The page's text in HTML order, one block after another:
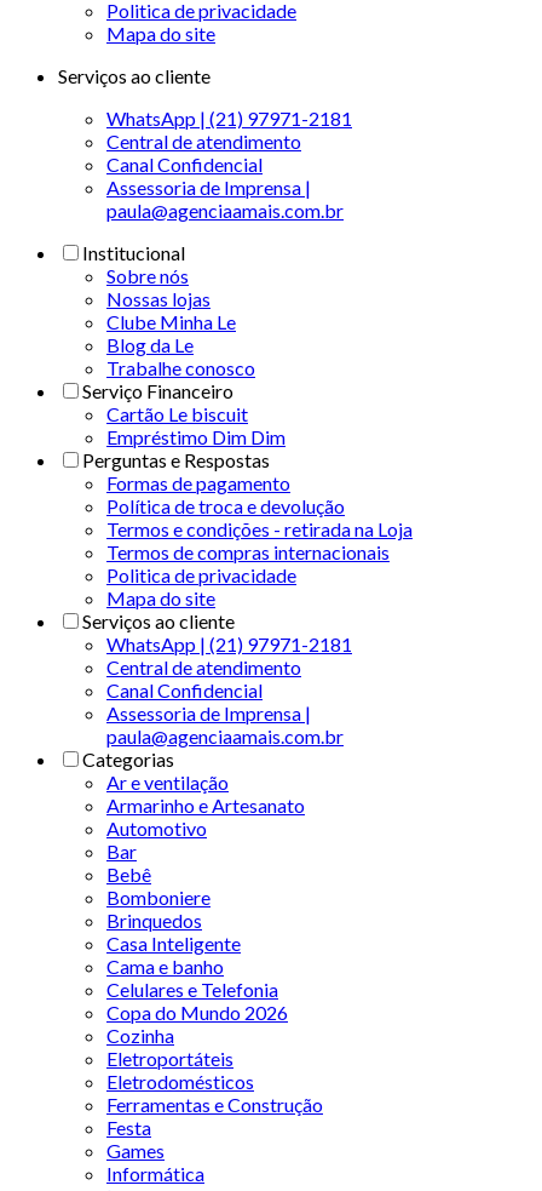
Politica de privacidade
Mapa do site
Serviços ao cliente
WhatsApp | (21) 97971-2181
Central de atendimento
Canal Confidencial
Assessoria de Imprensa |
paula@agenciaamais.com.br
Institucional
Sobre nós
Nossas lojas
Clube Minha Le
Blog da Le
Trabalhe conosco
Serviço Financeiro
Cartão Le biscuit
Empréstimo Dim Dim
Perguntas e Respostas
Formas de pagamento
Política de troca e devolução
Termos e condições - retirada na Loja
Termos de compras internacionais
Politica de privacidade
Mapa do site
Serviços ao cliente
WhatsApp | (21) 97971-2181
Central de atendimento
Canal Confidencial
Assessoria de Imprensa |
paula@agenciaamais.com.br
Categorias
Ar e ventilação
Armarinho e Artesanato
Automotivo
Bar
Bebê
Bomboniere
Brinquedos
Casa Inteligente
Cama e banho
Celulares e Telefonia
Copa do Mundo 2026
Cozinha
Eletroportáteis
Eletrodomésticos
Ferramentas e Construção
Festa
Games
Informática